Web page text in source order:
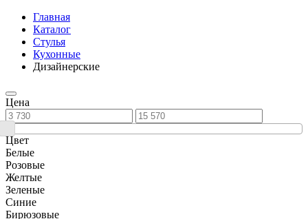
Главная
Каталог
Стулья
Кухонные
Дизайнерские
Цена
Цвет
Белые
Розовые
Желтые
Зеленые
Синие
Бирюзовые